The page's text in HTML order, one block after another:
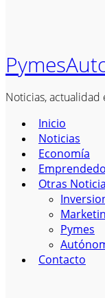
Noticias, actualidad
Inicio
Noticias
Economía
Otras
Pymes
Contacto